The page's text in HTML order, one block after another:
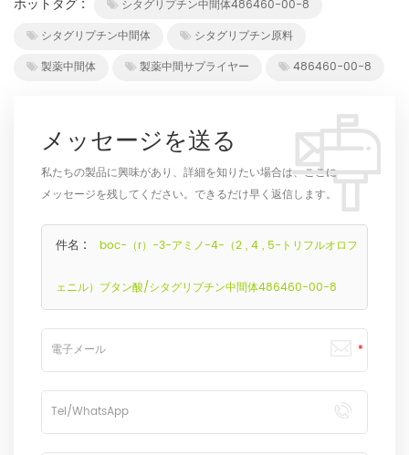
シタグリプチン中間体486460-00-8
シタグリプチン中間体
シタグリプチン原料
製薬中間体
製薬中間サプライヤー 486460-00-8
メッセージを送る
私たちの製品に興味があり、詳細を知りたい場合は、ここに
メッセージを残してください。できるだけ早く返信します。
件名 : boc-（r）-3-アミノ-4-（2 , 4 , 5-トリフルオロフ
ェニル）ブタン酸/シタグリプチン中間体486460-00-8